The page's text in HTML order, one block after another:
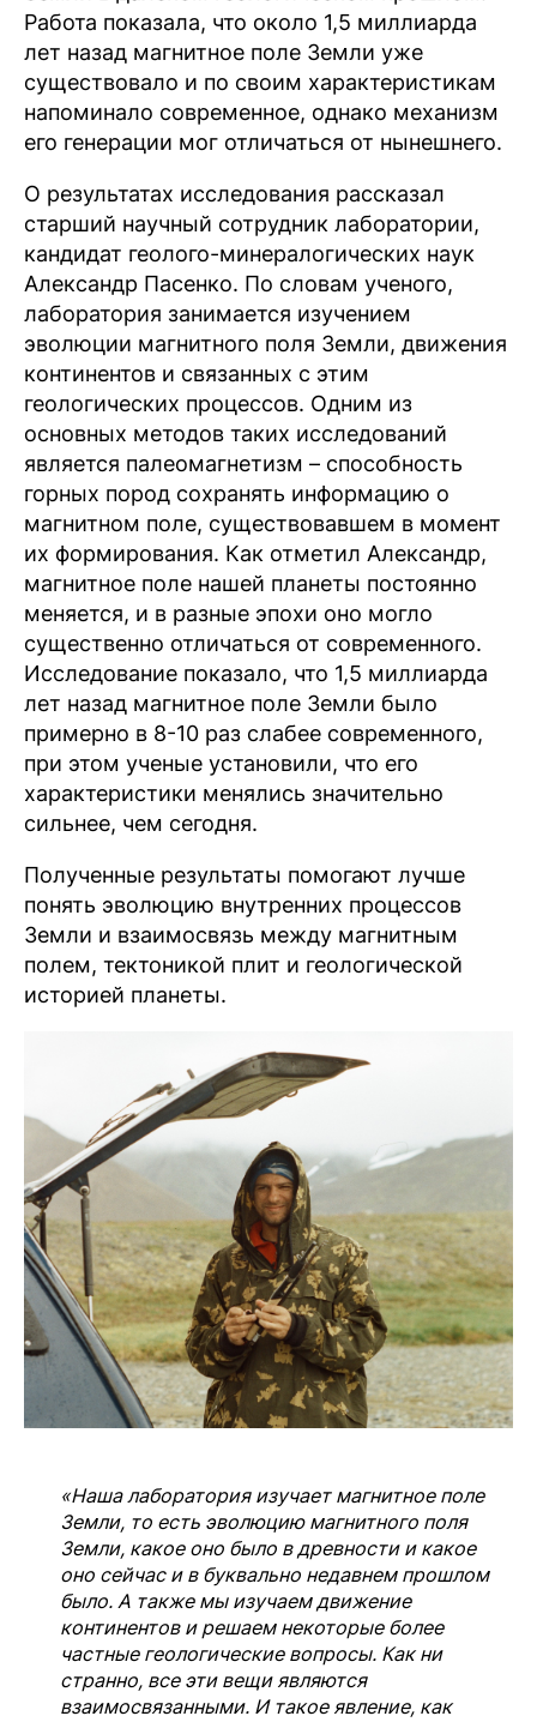
Работа показала, что около 1,5 миллиарда
лет назад магнитное поле Земли уже
существовало и по своим характеристикам
напоминало современное, однако механизм
его генерации мог отличаться от нынешнего.
О результатах исследования рассказал
старший научный сотрудник лаборатории,
кандидат геолого-минералогических наук
Александр Пасенко. По словам ученого,
лаборатория занимается изучением
эволюции магнитного поля Земли, движения
континентов и связанных с этим
геологических процессов. Одним из
основных методов таких исследований
является палеомагнетизм – способность
горных пород сохранять информацию о
магнитном поле, существовавшем в момент
их формирования. Как отметил Александр,
магнитное поле нашей планеты постоянно
меняется, и в разные эпохи оно могло
существенно отличаться от современного.
Исследование показало, что 1,5 миллиарда
лет назад магнитное поле Земли было
примерно в 8-10 раз слабее современного,
при этом ученые установили, что его
характеристики менялись значительно
сильнее, чем сегодня.
Полученные результаты помогают лучше
понять эволюцию внутренних процессов
Земли и взаимосвязь между магнитным
полем, тектоникой плит и геологической
историей планеты.
«Наша лаборатория изучает магнитное поле
Земли, то есть эволюцию магнитного поля
Земли, какое оно было в древности и какое
оно сейчас и в буквально недавнем прошлом
было. А также мы изучаем движение
континентов и решаем некоторые более
частные геологические вопросы. Как ни
странно, все эти вещи являются
взаимосвязанными. И такое явление, как